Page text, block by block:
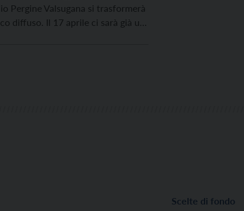
Pergine Valsugana si trasformerà
diffuso. Il 17 aprile ci sarà già un
Scelte di fondo